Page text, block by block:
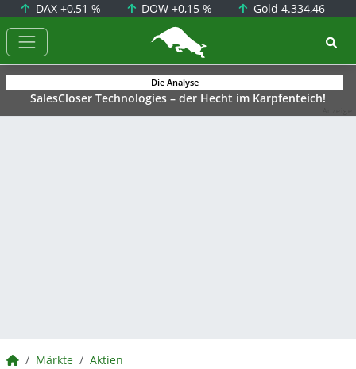
DAX +0,51 % DOW+0,15 % Gold 4.334,46
BörsenNEWS.de
Die Analyse
SalesCloser Technologies – der Hecht im Karpfenteich!
BörsenNEWS.de
Märkte Aktien